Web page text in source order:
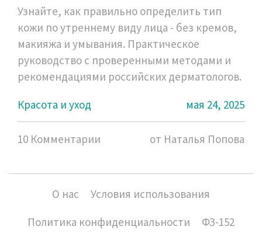
практическое руководство
Узнайте, как правильно определить тип
кожи по утреннему виду лица - без кремов,
макияжа и умывания. Практическое
руководство с проверенными методами и
рекомендациями российских дерматологов.
Красота и уход
мая 24, 2025
10 Комментарии от Наталья Попова
О нас
Условия использования
Политика конфиденциальности
ФЗ-152